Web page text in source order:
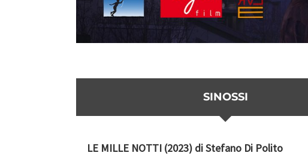
SINOSSI
LE MILLE NOTTI (2023) di Stefano Di Polito